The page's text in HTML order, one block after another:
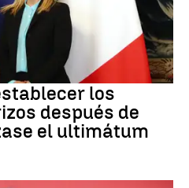
los
después de
el ultimátum